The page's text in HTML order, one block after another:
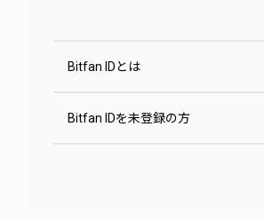
Bitfan IDとは
Bitfan IDを未登録の方